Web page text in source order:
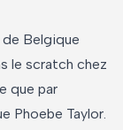
de Belgique
le scratch chez
que par
Phoebe Taylor.